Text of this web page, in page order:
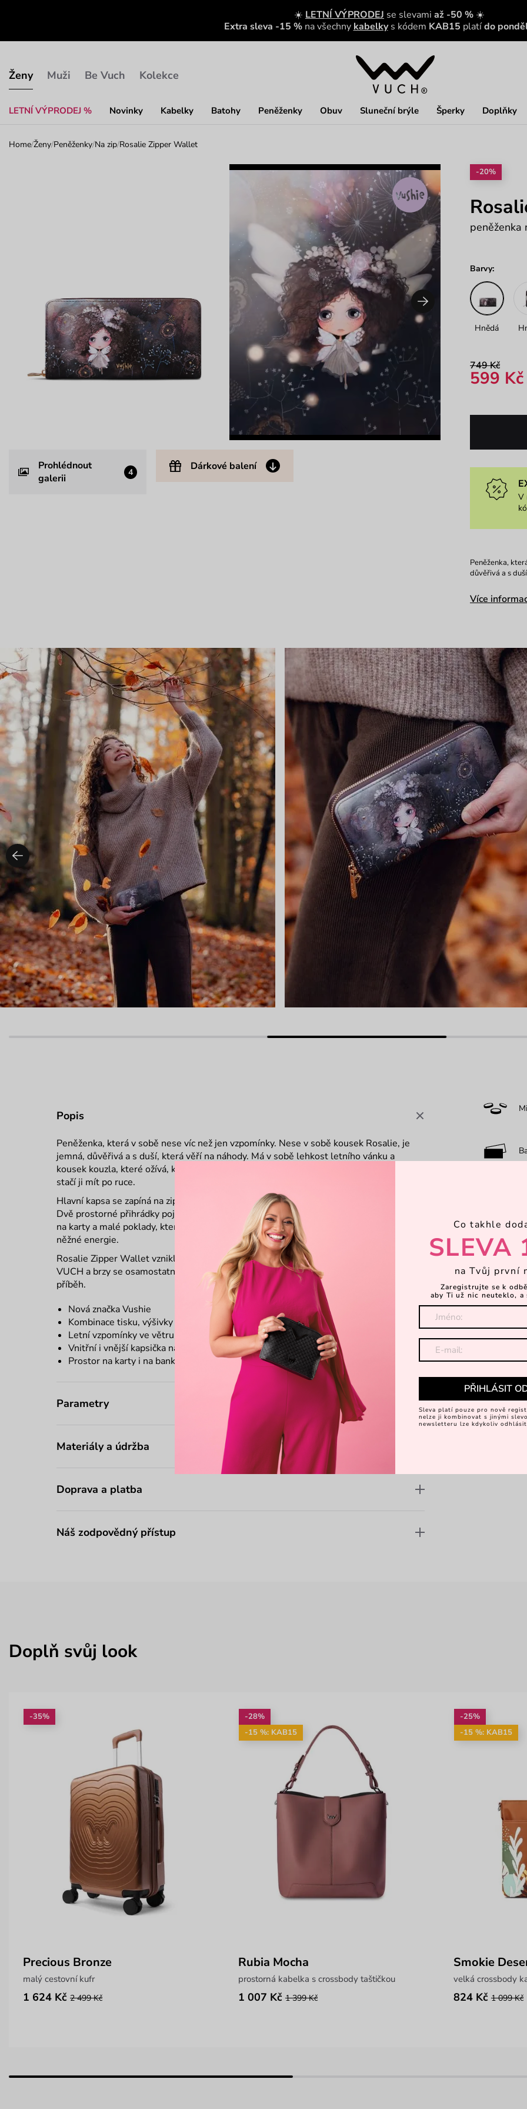
☀️ LETNÍ VÝPRODEJ se slevami až -50 % ☀️
Extra sleva -15 % na všechny kabelky s kódem KAB15 platído
Ženy
LETNÍ VÝPRODEJ % Novinky Kabelky Batohy Peněženky Obuv Sluneční brýle Šperky Doplňky
Muži Be Vuch Kolekce
Home/Ženy/Peněženky/Na zip/Rosalie Zipper Wallet
Prohlédnout
galerii
4 Dárkové balení
-20%
peněženka
Barvy:
Hnědá
749 Kč
599 Kč
V
Peněženka,
důvěřivá a s
Více
Popis
Peněženka, která v sobě nese víc než jen vzpomínky. Nese v sobě kousek Rosalie, je
jemná, důvěřivá a s duší, která věří na náhody. Má v sobě lehkost letního vánku a
kousek kouzla, které ožívá, když si něco potichu přeješ.
stačí ji mít po ruce.
Hlavní kapsa se zapíná na zip a ukrývá vnitřní kapsu na mince, která je rovněž na zip.
Dvě prostorné přihrádky pojmou bankovky bez nutnosti je skládat a nechybí ani místo
na karty a malé poklady, které si s sebou neseš každý den.
něžné energie.
Rosalie Zipper Wallet vznikla pod značkou Vushie, která se zrodila z kolekce značky
VUCH a brzy se osamostatnila. Jemná, tichá a svobodná, kde každý kousek vypráví svůj
příběh.
Nová značka Vushie
Kombinace tisku, výšivky a kovových prvků
Letní vzpomínky ve větru, pár drobných květů a okatá panenka Rosalie
Vnitřní i vnější kapsička na zip
Prostor na karty i na bankovky
Parametry
Materiály a údržba
Doprava a platba
Náš zodpovědný přístup
Doplň svůj look
-35%
Precious Bronze
malý cestovní kufr
1 624 Kč 2 499 Kč
-28%
-15 %: KAB15
Rubia Mocha
prostorná kabelka s crossbody taštičkou
1 007 Kč 1 399 Kč
-25%
-15 %: KAB15
Smokie
velká crossbody
824 Kč 1 099 Kč
Co takhle
SLEVA
na Tvůj první
Zaregistrujte se k
aby Ti už nic neuteklo, a
PŘIHLÁSIT
Sleva platí pouze pro nově
nelze ji kombinovat s jinými
newsletteru lze kdykoliv